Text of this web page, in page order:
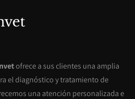
ofrece a sus clientes una amplia
el diagnóstico y tratamiento de
una atención personalizada e